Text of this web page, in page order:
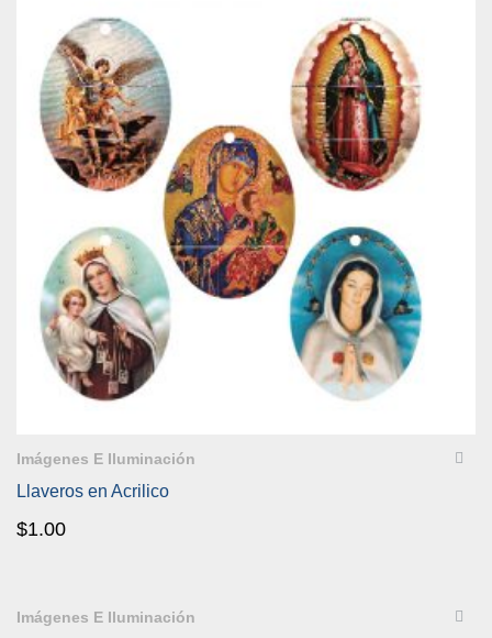
Imágenes E Iluminación
Llaveros en Acrilico
$1.00
Imágenes E Iluminación